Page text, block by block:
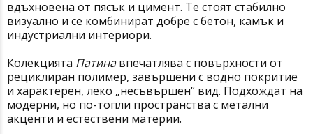
вдъхновена от пясък и цимент. Те стоят стабилно
визуално и се комбинират добре с бетон, камък и
индустриални интериори.
Колекцията Патинавпечатлява с повърхности от
рециклиран полимер, завършени с водно покритие
и характерен, леко „несъвършен“ вид. Подхождат на
модерни, но по-топли пространства с метални
акценти и естествени материи.